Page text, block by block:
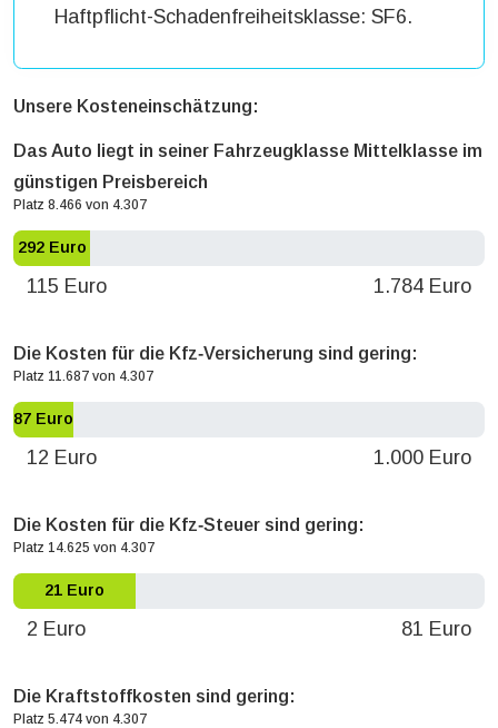
Haftpflicht-Schadenfreiheitsklasse: SF6.
Unsere Kosteneinschätzung:
Das Auto liegt in seiner Fahrzeugklasse Mittelklasse im
günstigen Preisbereich
Platz 8.466 von 4.307
292 Euro
115 Euro 1.784 Euro
Die Kosten für die Kfz‐Versicherung sind gering:
Platz 11.687 von 4.307
87 Euro
12 Euro 1.000 Euro
Die Kosten für die Kfz‐Steuer sind gering:
Platz 14.625 von 4.307
21 Euro
2 Euro 81 Euro
Die Kraftstoffkosten sind gering:
Platz 5.474 von 4.307